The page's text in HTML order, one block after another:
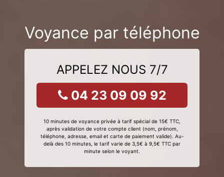
Voyance par téléphone
APPELEZ NOUS 7/7
04 23 09 09 92
10 minutes de voyance privée à tarif spécial de 15€ TTC,
après validation de votre compte client (nom, prénom,
téléphone, adresse, email et carte de paiement valide). Au-
delà des 10 minutes, le tarif varie de 3,5€ à 9,5€ TTC par
minute selon le voyant.